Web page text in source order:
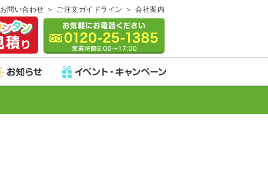
お問い合わせ ご注文ガイドライン 会社案内